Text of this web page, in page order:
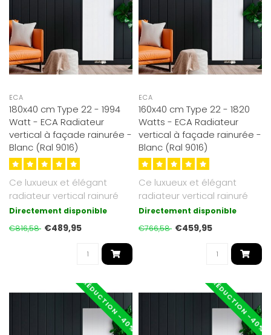
ECA
180x40 cm Type 22 - 1994
Watt - ECA Radiateur
vertical à façade rainurée -
Blanc (Ral 9016)
Ce luxueux et élégant
radiateur vertical rainuré
ECA mesure 180x40 cm et
est ..
Directement disponible
€816,58 €489,95
ECA
160x40 cm Type 22 - 1820
Watts - ECA Radiateur
vertical à façade rainurée -
Blanc (Ral 9016)
Ce luxueux et élégant
radiateur vertical rainuré
ECA mesure 160x40 cm et
est ..
Directement disponible
€766,58 €459,95
RÉDUCTION -40% RÉDUCTION -40%